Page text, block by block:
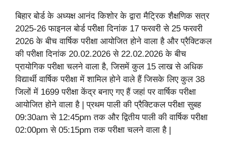
बिहार बोर्ड के अध्यक्ष आनंद किशोर के द्वारा मैट्रिक शैक्षणिक सत्र
2025-26 फाइनल बोर्ड परीक्षा दिनांक 17 फरवरी से 25 फरवरी
2026 के बीच वार्षिक परीक्षा आयोजित होने वाला है और प्रैक्टिकल
की परीक्षा दिनांक 20.02.2026 से 22.02.2026 के बीच
प्रायोगिक परीक्षा चलने वाला है, जिसमें कुल 15 लाख से अधिक
विद्यार्थी वार्षिक परीक्षा में शामिल होने वाले हैं जिसके लिए कुल 38
जिलों में 1699 परीक्षा केंद्र बनाए गए हैं जहां पर वार्षिक परीक्षा
आयोजित होने वाला है | प्रथम पाली की प्रैक्टिकल परीक्षा सुबह
09:30am से 12:45pm तक और द्वितीय पाली की वार्षिक परीक्षा
02:00pm से 05:15pm तक परीक्षा चलने वाला है |